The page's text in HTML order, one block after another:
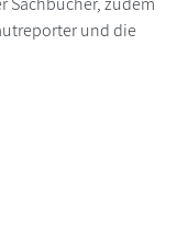
und die